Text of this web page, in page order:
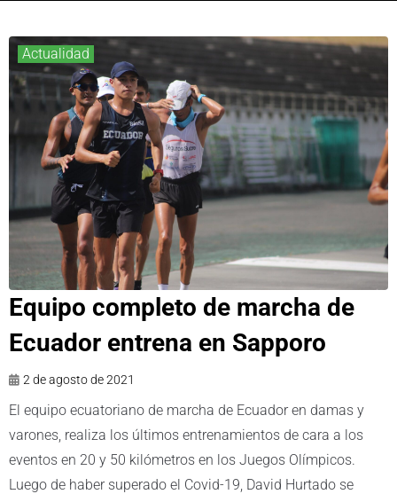
Actualidad
Equipo completo de marcha de
Ecuador entrena en Sapporo
2 de agosto de 2021
El equipo ecuatoriano de marcha de Ecuador en damas y
varones, realiza los últimos entrenamientos de cara a los
eventos en 20 y 50 kilómetros en los Juegos Olímpicos.
Luego de haber superado el Covid-19, David Hurtado se